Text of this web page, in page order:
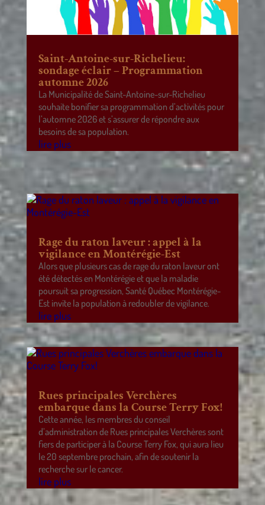
Saint-Antoine-sur-Richelieu:
sondage éclair – Programmation
automne 2026
La Municipalité de Saint-Antoine-sur-Richelieu
souhaite bonifier sa programmation d’activités pour
l’automne 2026 et s’assurer de répondre aux
besoins de sa population.
lire plus
Rage du raton laveur : appel à la
vigilance en Montérégie-Est
Alors que plusieurs cas de rage du raton laveur ont
été détectés en Montérégie et que la maladie
poursuit sa progression, Santé Québec Montérégie-
Est invite la population à redoubler de vigilance.
lire plus
Rues principales Verchères
embarque dans la Course Terry Fox!
Cette année, les membres du conseil
d’administration de Rues principales Verchères sont
fiers de participer à la Course Terry Fox, qui aura lieu
le 20 septembre prochain, afin de soutenir la
recherche sur le cancer.
lire plus